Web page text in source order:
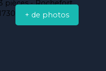
+ de photos